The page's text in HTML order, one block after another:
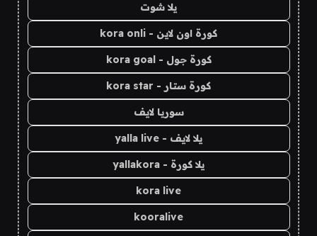
يلا شوت
كورة اون لاين - kora onli
كورة جول - kora goal
كورة ستار - kora star
سوريا لايف
يلا لايف - yalla live
يلا كورة - yallakora
kora live
kooralive